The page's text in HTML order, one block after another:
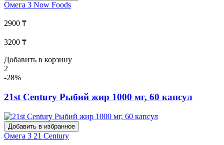
Омега 3 Now Foods
2900 ₸
3200 ₸
Добавить в корзину
2
-28%
21st Century Рыбий жир 1000 мг, 60 капсул
Добавить в избранное
Омега 3 21 Century